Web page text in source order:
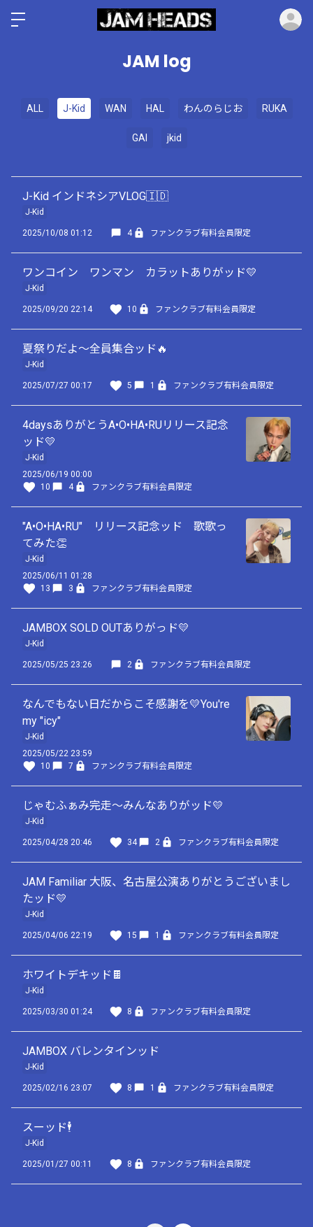
JAM log
ALL J-Kid WAN HAL わんのらじお RUKA
GAI jkid
J-Kid インドネシアVLOG🇮🇩
J-Kid
2025/10/08 01:12 4 ファンクラブ有料会員限定
ワンコイン ワンマン カラットありがッド💛
J-Kid
2025/09/20 22:14 10 ファンクラブ有料会員限定
夏祭りだよ〜全員集合ッド🔥
J-Kid
2025/07/27 00:17 5 1 ファンクラブ有料会員限定
4daysありがとうA•O•HA•RUリリース記念
ッド💛
J-Kid
2025/06/19 00:00
10
4 ファンクラブ有料会員限定
"A•O•HA•RU" リリース記念ッド 歌歌っ
てみた👏
J-Kid
2025/06/11 01:28
13
3 ファンクラブ有料会員限定
JAMBOX SOLD OUTありがっド💛
J-Kid
2025/05/25 23:26 2 ファンクラブ有料会員限定
なんでもない日だからこそ感謝を💛You're
my "icy"
J-Kid
2025/05/22 23:59
10
7 ファンクラブ有料会員限定
じゃむふぁみ完走〜みんなありがッド💛
J-Kid
2025/04/28 20:46 34 2 ファンクラブ有料会員限定
JAM Familiar 大阪、名古屋公演ありがとうございまし
たッド💛
J-Kid
2025/04/06 22:19 15 1 ファンクラブ有料会員限定
ホワイトデキッド🍫
J-Kid
2025/03/30 01:24 8 ファンクラブ有料会員限定
JAMBOX バレンタインッド
J-Kid
2025/02/16 23:07 8 1 ファンクラブ有料会員限定
スーッド🕴️
J-Kid
2025/01/27 00:11 8 ファンクラブ有料会員限定